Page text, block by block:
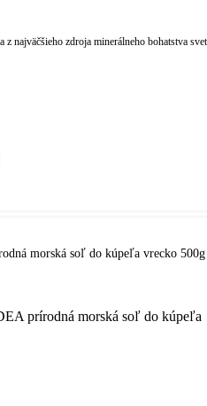
najväčšieho zdroja minerálneho bohatstva
morská soľ do kúpeľa vrecko 500g